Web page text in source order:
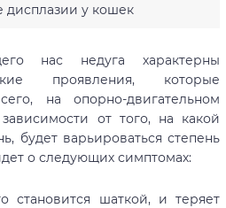
дисплазии у кошек
нас недуга характерны
проявления, которые
на опорно-двигательном
от того, на какой
будет варьироваться степень
о следующих симптомах:
становится шаткой, и теряет